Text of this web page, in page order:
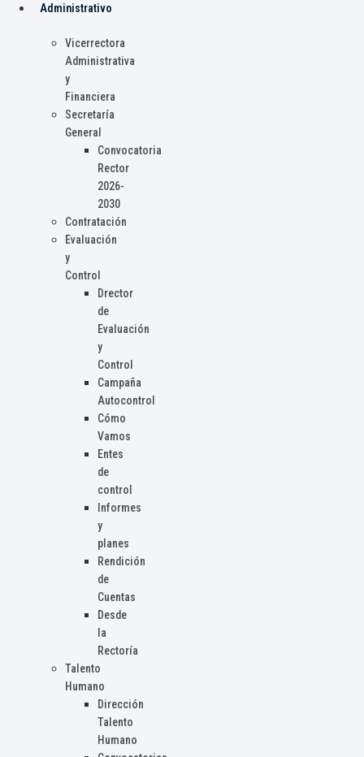
Administrativo
Vicerrectora
Administrativa
y
Financiera
Secretaría
General
Convocatoria
Rector
2026-
2030
Contratación
Evaluación
y
Control
Drector
de
Evaluación
y
Control
Campaña
Autocontrol
Cómo
Vamos
Entes
de
control
Informes
y
planes
Rendición
de
Cuentas
Desde
la
Rectoría
Talento
Humano
Dirección
Talento
Humano